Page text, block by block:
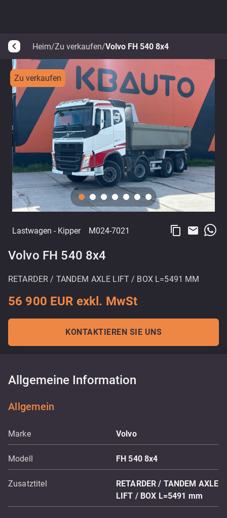
arrow_back_ios Heim/Zu verkaufen/Volvo FH 540 8x4
Zu verkaufen
Lastwagen - Kipper M024-7021 content_copy email
Volvo FH 540 8x4
RETARDER / TANDEM AXLE LIFT / BOX L=5491 MM
56 900 EUR exkl. MwSt
KONTAKTIEREN SIE UNS
Allgemeine Information
Allgemein
Marke Volvo
Modell FH 540 8x4
Zusatztitel
RETARDER / TANDEM AXLE
LIFT / BOX L=5491 mm